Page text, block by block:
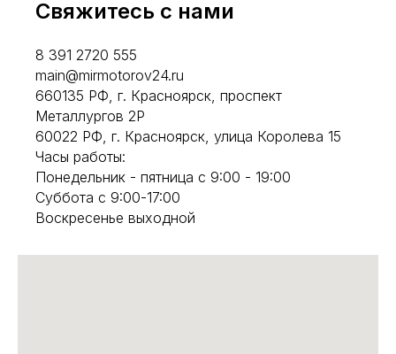
Свяжитесь с нами
8 391 2720 555
main@mirmotorov24.ru
660135 РФ, г. Красноярск, проспект
Металлургов 2Р
60022 РФ, г. Красноярск, улица Королева 15
Часы работы:
Понедельник - пятница с 9:00 - 19:00
Суббота с 9:00-17:00
Воскресенье выходной